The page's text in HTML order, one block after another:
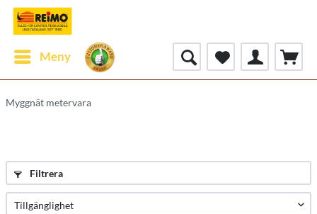
Meny
Myggnät metervara
Filtrera